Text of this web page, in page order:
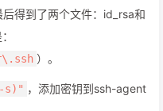
得到了两个文件：id_rsa和
）。
s)" ，添加密钥到ssh-agent